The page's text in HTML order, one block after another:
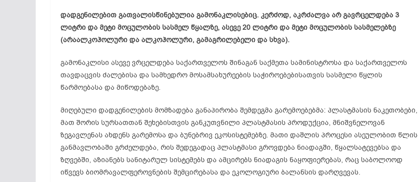
დადგენილებით გათვალისწინებულია გამონაკლისებიც. კერძოდ, აკრძალვა არ გავრცელდება 3
ლიტრი და მეტი მოცულობის სასმელ წყალზე, ასევე 20 ლიტრი და მეტი მოცულობის სასმელებზე
(არაალკოჰოლური და ალკოჰოლური, გამაგრილებელი და სხვა).
გამონაკლისი ასევე ვრცელდება საქართველოს შინაგან საქმეთა სამინისტროსა და საქართველოს
თავდაცვის ძალებისა და სამხედრო მოსამსახურეების საჭიროებებისათვის სასმელი წყლის
წარმოებასა და მიწოდებაზე.
მიღებული დადგენილების მომზადება განაპირობა შემდეგმა გარემოებებმა: პლასტმასის ნაკეთობები,
მათ შორის სურსათთან შეხებისთვის განკუთვნილი პლასტმასის პროდუქცია, მნიშვნელოვან
ზეგავლენას ახდენს გარემოსა და ბუნებრივ ეკოსისტემებზე. მათი დაშლის პროცესი ასეულობით წლის
განმავლობაში გრძელდება, რის შედეგადაც პლასტმასი გროვდება ნიადაგში, წყალსატევებსა და
ზღვებში, აზიანებს სანიტარულ სისტემებს და ამცირებს ნიადაგის ნაყოფიერებას, რაც საბოლოოდ
იწვევს ბიომრავალფეროვნების შემცირებასა და ეკოლოგიური ბალანსის დარღვევას.